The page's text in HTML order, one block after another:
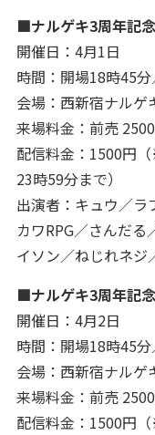
■ナルゲキ3周年記
開催日：4月1日
時間：開場18時45
会場：西新宿ナルゲ
来場料金：前売
配信料金：1500円
23時59分まで）
出演者：キュウ／ラ
カワRPG／さんだ
イソン／ねじれネジ
■ナルゲキ3周年記
開催日：4月2日
時間：開場18時45
会場：西新宿ナルゲ
来場料金：前売
配信料金：1500円